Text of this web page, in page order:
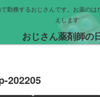
勤務するおじさんです。お薬のは
えします
おじさん薬剤師の
202205